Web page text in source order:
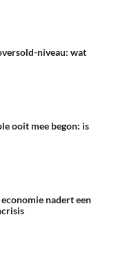
niveau: wat
ooit mee begon: is
nadert een